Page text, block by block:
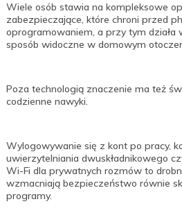
Wiele osób stawia na kompleksowe
zabezpieczające, które chroni przed
oprogramowaniem, a przy tym działa
sposób widoczne w domowym
Poza technologią znaczenie ma też
codzienne nawyki.
Wylogowywanie się z kont po pracy,
uwierzytelniania dwuskładnikowego
Wi-Fi dla prywatnych rozmów to
wzmacniają bezpieczeństwo równie
programy.